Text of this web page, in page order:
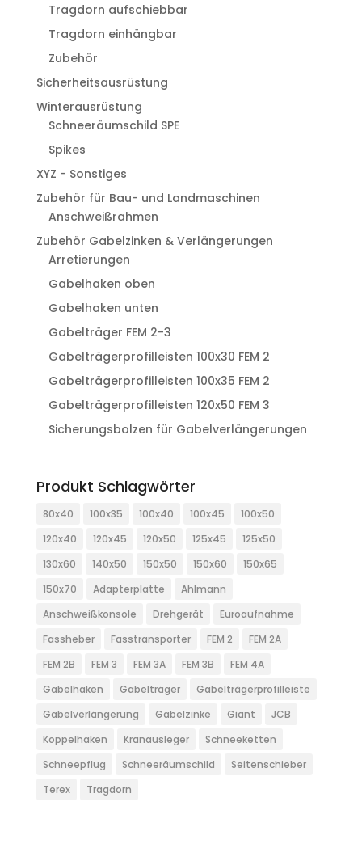
Tragdorn aufschiebbar
Tragdorn einhängbar
Zubehör
Sicherheitsausrüstung
Winterausrüstung
Schneeräumschild SPE
Spikes
XYZ - Sonstiges
Zubehör für Bau- und Landmaschinen
Anschweißrahmen
Zubehör Gabelzinken & Verlängerungen
Arretierungen
Gabelhaken oben
Gabelhaken unten
Gabelträger FEM 2-3
Gabelträgerprofilleisten 100x30 FEM 2
Gabelträgerprofilleisten 100x35 FEM 2
Gabelträgerprofilleisten 120x50 FEM 3
Sicherungsbolzen für Gabelverlängerungen
Produkt Schlagwörter
80x40 100x35 100x40 100x45
100x50
120x40
120x45 120x50 125x45
125x50
130x60
140x50 150x50 150x60
150x65
150x70
Adapterplatte
Ahlmann
Anschweißkonsole
Drehgerät
Euroaufnahme
Fassheber
Fasstransporter FEM 2
FEM 2A
FEM 2B
FEM 3 FEM 3A FEM 3B
FEM 4A
Gabelhaken
Gabelträger
Gabelträgerprofilleiste
Gabelverlängerung
Gabelzinke Giant
JCB
Koppelhaken
Kranausleger
Schneeketten
Schneepflug
Schneeräumschild
Seitenschieber
Terex
Tragdorn